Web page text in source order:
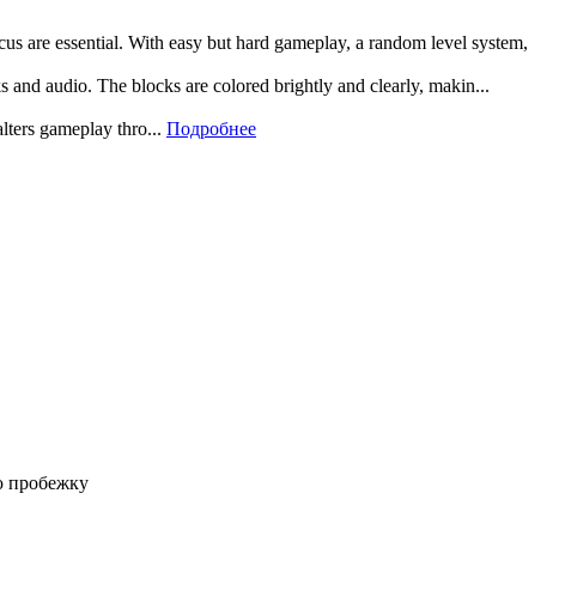
are essential. With easy but hard gameplay, a random level system,
audio. The blocks are colored brightly and clearly, makin...
gameplay thro... Подробнее
пробежку